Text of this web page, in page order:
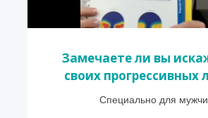
Замечаете ли вы
своих прогрессивных
Специально для